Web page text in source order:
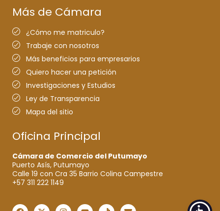
Más de Cámara
¿Cómo me matriculo?
Trabaje con nosotros
Más beneficios para empresarios
Quiero hacer una petición
Investigaciones y Estudios
Ley de Transparencia
Mapa del sitio
Oficina Principal
Cámara de Comercio del Putumayo
Puerto Asís, Putumayo
Calle 19 con Cra 35 Barrio Colina Campestre
+57 311 222 1149